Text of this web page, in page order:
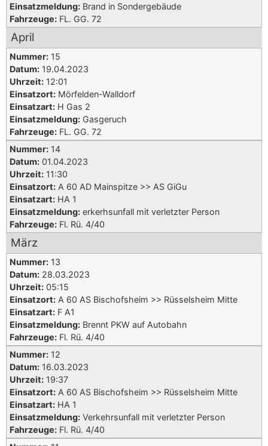
Einsatzmeldung: Brand in Sondergebäude
Fahrzeuge: FL. GG. 72
April
Nummer: 15
Datum: 19.04.2023
Uhrzeit: 12:01
Einsatzort: Mörfelden-Walldorf
Einsatzart: H Gas 2
Einsatzmeldung: Gasgeruch
Fahrzeuge: FL. GG. 72
Nummer: 14
Datum: 01.04.2023
Uhrzeit: 11:30
Einsatzort: A 60 AD Mainspitze >> AS GiGu
Einsatzart: HA 1
Einsatzmeldung: erkerhsunfall mit verletzter Person
Fahrzeuge: Fl. Rü. 4/40
März
Nummer: 13
Datum: 28.03.2023
Uhrzeit: 05:15
Einsatzort: A 60 AS Bischofsheim >> Rüsselsheim Mitte
Einsatzart: F A1
Einsatzmeldung: Brennt PKW auf Autobahn
Fahrzeuge: Fl. Rü. 4/40
Nummer: 12
Datum: 16.03.2023
Uhrzeit: 19:37
Einsatzort: A 60 AS Bischofsheim >> Rüsselsheim Mitte
Einsatzart: HA 1
Einsatzmeldung: Verkehrsunfall mit verletzter Person
Fahrzeuge: Fl. Rü. 4/40